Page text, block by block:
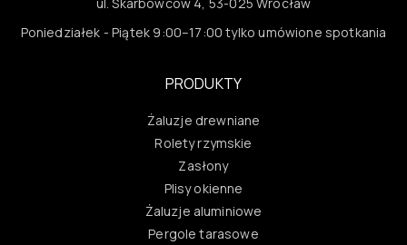
ul. Skarbowców 4, 53-025 Wrocław
Poniedziałek - Piątek 9:00–17:00 tylko umówione spotkania
PRODUKTY
Żaluzje drewniane
Rolety rzymskie
Zasłony
Plisy okienne
Żaluzje aluminiowe
Pergole tarasowe